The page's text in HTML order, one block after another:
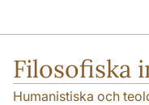
Filosofiska
Humanistiska och